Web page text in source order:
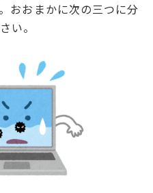
おおまかに次の三つに分
い。